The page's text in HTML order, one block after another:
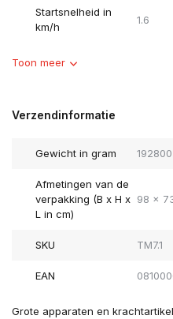
Startsnelheid in
km/h
1.6
Toon meer
Verzendinformatie
Gewicht in gram 192800
Afmetingen van de
verpakking (B x H x
L in cm)
98 x
SKU TM7.1
EAN
Grote apparaten en